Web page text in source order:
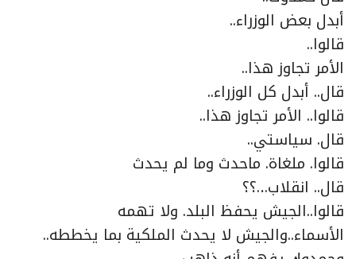
أبدل بعض الوزراء..
قالوا..
الأمر تجاوز هذا..
قال.. أبدل كل الوزراء..
قالوا.. الأمر تجاوز هذا..
قال. سياستي..
قالوا. ملغاة. ماحدث وما لم يحدث
قال.. انقلاب…؟؟
قالوا..الجيش يحفظ البلد. ولا تهمه
الأسماء..والجيش لا يحدث الملكية بما يخططه..